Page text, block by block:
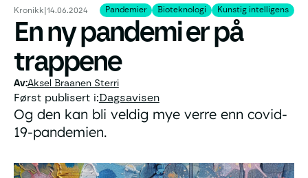
Kronikk|14.06.2024 Pandemier
Pandemier Bioteknologi
BioteknologiKunstig intelligens
Kunstig intelligens
En ny pandemi er på
trappene
Aksel Braanen Sterri
Først publisert i:Dagsavisen
Og den kan bli veldig mye verre enn covid-
19-pandemien.